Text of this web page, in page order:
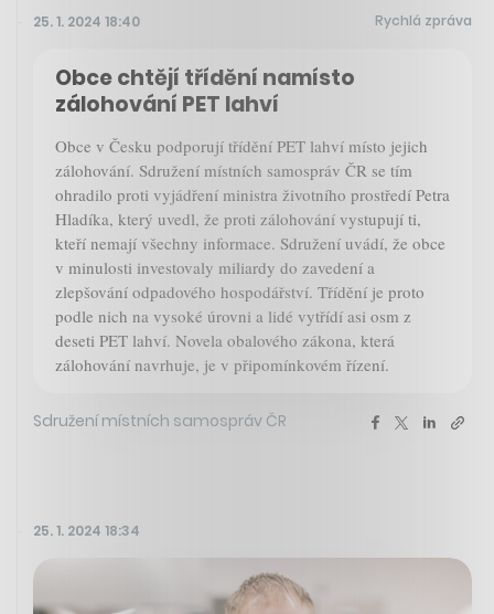
25. 1. 2024 18:40 Rychlá zpráva
Obce chtějí třídění namísto
zálohování PET lahví
Obce v Česku podporují třídění PET lahví místo jejich
zálohování. Sdružení místních samospráv ČR se tím
ohradilo proti vyjádření ministra životního prostředí Petra
Hladíka, který uvedl, že proti zálohování vystupují ti,
kteří nemají všechny informace. Sdružení uvádí, že obce
v minulosti investovaly miliardy do zavedení a
zlepšování odpadového hospodářství. Třídění je proto
podle nich na vysoké úrovni a lidé vytřídí asi osm z
deseti PET lahví. Novela obalového zákona, která
zálohování navrhuje, je v připomínkovém řízení.
Sdružení místních samospráv ČR
25. 1. 2024 18:34